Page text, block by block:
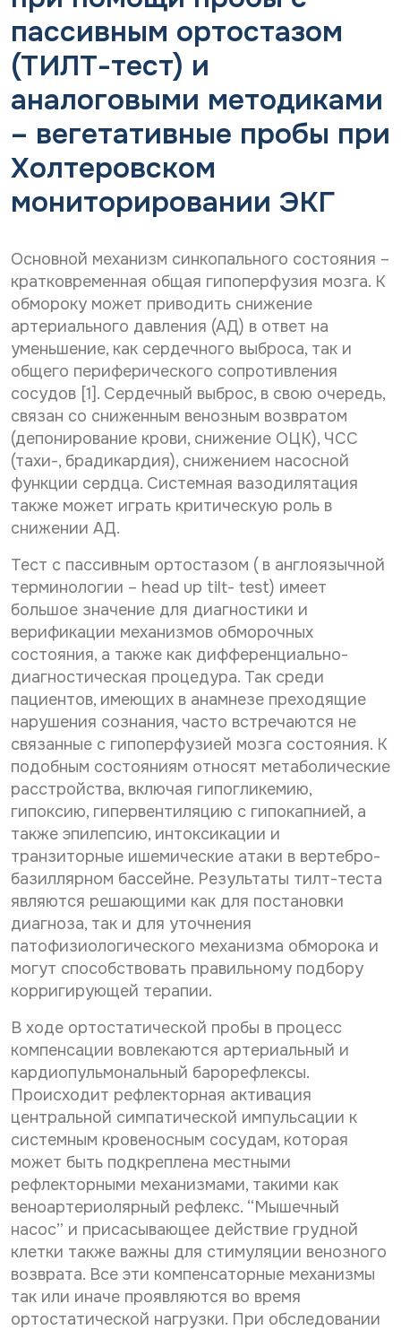
пассивным ортостазом
(ТИЛТ-тест) и
аналоговыми методиками
– вегетативные пробы при
Холтеровском
мониторировании ЭКГ
Основной механизм синкопального состояния –
кратковременная общая гипоперфузия мозга. К
обмороку может приводить снижение
артериального давления (АД) в ответ на
уменьшение, как сердечного выброса, так и
общего периферического сопротивления
сосудов [1]. Сердечный выброс, в свою очередь,
связан со сниженным венозным возвратом
(депонирование крови, снижение ОЦК), ЧСС
(тахи-, брадикардия), снижением насосной
функции сердца. Системная вазодилятация
также может играть критическую роль в
снижении АД.
Тест с пассивным ортостазом ( в англоязычной
терминологии – head up tilt- test) имеет
большое значение для диагностики и
верификации механизмов обморочных
состояния, а также как дифференциально-
диагностическая процедура. Так среди
пациентов, имеющих в анамнезе преходящие
нарушения сознания, часто встречаются не
связанные с гипоперфузией мозга состояния. К
подобным состояниям относят метаболические
расстройства, включая гипогликемию,
гипоксию, гипервентиляцию с гипокапнией, а
также эпилепсию, интоксикации и
транзиторные ишемические атаки в вертебро-
базиллярном бассейне. Результаты тилт-теста
являются решающими как для постановки
диагноза, так и для уточнения
патофизиологического механизма обморока и
могут способствовать правильному подбору
корригирующей терапии.
В ходе ортостатической пробы в процесс
компенсации вовлекаются артериальный и
кардиопульмональный барорефлексы.
Происходит рефлекторная активация
центральной симпатической импульсации к
системным кровеносным сосудам, которая
может быть подкреплена местными
рефлекторными механизмами, такими как
веноартериолярный рефлекс. “Мышечный
насос” и присасывающее действие грудной
клетки также важны для стимуляции венозного
возврата. Все эти компенсаторные механизмы
так или иначе проявляются во время
ортостатической нагрузки. При обследовании
С
о
г
л
с
е
а
р
б
о
т
к
у
п
е
р
с
о
н
а
л
ь
н
х
а
н
н
ы
х
*
Даю согласие на
обработку персональных
данных
С
г
а
и
а
а
с
с
ы
л
к
у
Даю согласие на получение информационной
Отправить
о
о
г
л
а
с
е
н
а
б
б
о
т
к
у
п
е
р
с
о
н
а
л
ь
н
ы
х
а
н
н
ы
х
*
данных
Отправить
Телефон*
E-mail*
Дата выдачи направления*
Наименование направившего лечебного учреждения*
ФИО направившего врача, указанного в направлении*
Нужное Вам исследование*
Желаемая дата и время приёма
Даю согласие на получение информационной
рассылки
Отправить
После анализа заявки Вам ответят электронным
письмом на указанный Вами e-mail.
Срок обработки заявки - до 2-х рабочих дней.
Ввиду высокой загруженности наших докторов дата
и время приема могут отличаться от Вашего
пожелания в интернет-заявке.